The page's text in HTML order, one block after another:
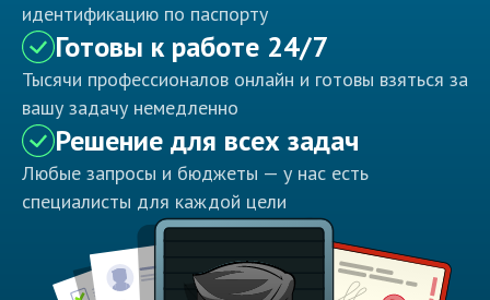
идентификацию по паспорту
Готовы к работе 24/7
Тысячи профессионалов онлайн и готовы взяться за
вашу задачу немедленно
Решение для всех задач
Любые запросы и бюджеты — у нас есть
специалисты для каждой цели